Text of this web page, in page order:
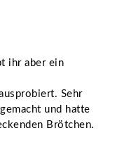
ihr aber ein
Sehr
und hatte
Brötchen.